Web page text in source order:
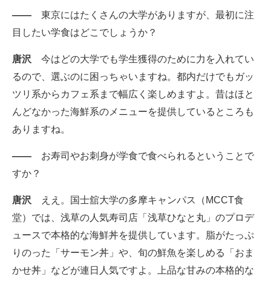
―― 東京にはたくさんの大学がありますが、最初に注
目したい学食はどこでしょうか？
唐沢 今はどの大学でも学生獲得のために力を入れてい
るので、選ぶのに困っちゃいますね。都内だけでもガッ
ツリ系からカフェ系まで幅広く楽しめますよ。昔はほと
んどなかった海鮮系のメニューを提供しているところも
ありますね。
―― お寿司やお刺身が学食で食べられるということで
すか？
唐沢 ええ。国士舘大学の多摩キャンパス（MCCT食
堂）では、浅草の人気寿司店「浅草ひなと丸」のプロデ
ュースで本格的な海鮮丼を提供しています。脂がたっぷ
りのった「サーモン丼」や、旬の鮮魚を楽しめる「おま
かせ丼」などが連日人気ですよ。上品な甘みの本格的な